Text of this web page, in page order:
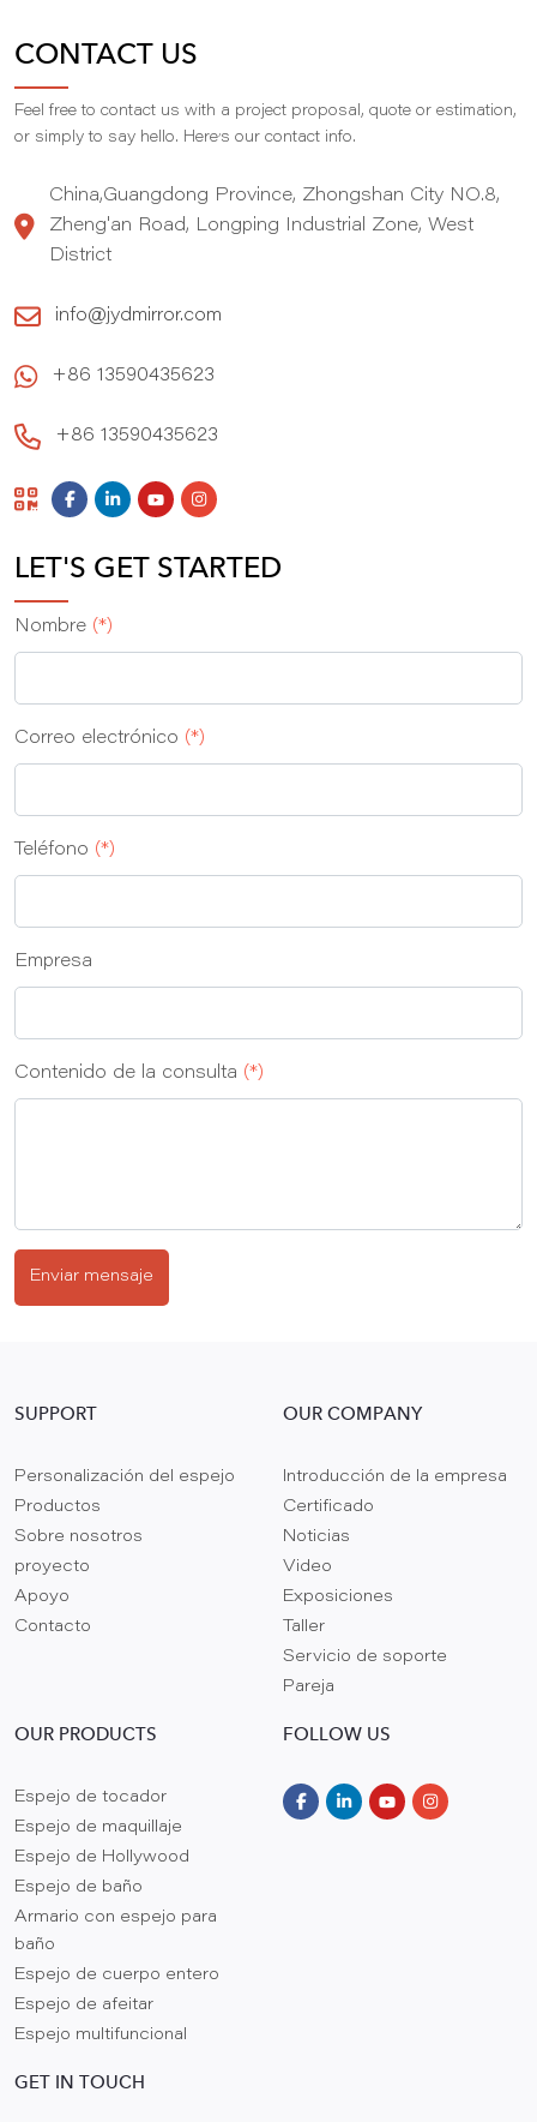
CONTACT US
Feel free to contact us with a project proposal, quote or estimation,
or simply to say hello. Here,s our contact info.
China,Guangdong Province, Zhongshan City NO.8,
Zheng'an Road, Longping Industrial Zone, West
District
info@jydmirror.com
+86 13590435623
+86 13590435623
LET'S GET STARTED
Nombre (*)
Correo electrónico (*)
Teléfono (*)
Empresa
Contenido de la consulta (*)
Enviar mensaje
SUPPORT
Personalización del espejo
Productos
Sobre nosotros
proyecto
Apoyo
Contacto
OUR COMPANY
Introducción de la empresa
Certificado
Noticias
Video
Exposiciones
Taller
Servicio de soporte
Pareja
OUR PRODUCTS
Espejo de tocador
Espejo de maquillaje
Espejo de Hollywood
Espejo de baño
Armario con espejo para
baño
Espejo de cuerpo entero
Espejo de afeitar
Espejo multifuncional
FOLLOW US
GET IN TOUCH